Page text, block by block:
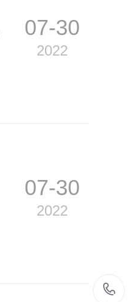
07-30
2022
07-30
2022